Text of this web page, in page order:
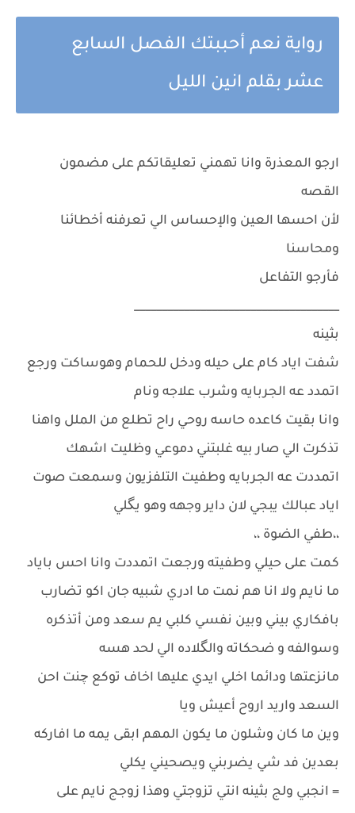
رواية نعم أحببتك الفصل السابع
عشر بقلم انين الليل
ارجو المعذرة وانا تهمني تعليقاتكم على مضمون
القصه
لأن احسها العين والإحساس الي تعرفنه أخطائنا
ومحاسنا
فأرجو التفاعل
_____________________________________
بثينه
شفت اياد كام على حيله ودخل للحمام وهوساكت ورجع
اتمدد عه الجربايه وشرب علاجه ونام
وانا بقيت كاعده حاسه روحي راح تطلع من الملل واهنا
تذكرت الي صار بيه غلبتني دموعي وظليت اشهك
اتمددت عه الجربايه وطفيت التلفزيون وسمعت صوت
اياد عبالك يبجي لان داير وجهه وهو يگلي
،،طفي الضوة ،،
كمت على حيلي وطفيته ورجعت اتمددت وانا احس باياد
ما نايم ولا انا هم نمت ما ادري شبيه جان اكو تضارب
بافكاري بيني وبين نفسي كلبي يم سعد ومن أتذكره
وسوالفه و ضحكاته والگلاده الي لحد هسه
مانزعتها ودائما اخلي ايدي عليها اخاف توكع چنت احن
السعد واريد اروح أعيش ويا
وين ما كان وشلون ما يكون المهم ابقى يمه ما افاركه
بعدين فد شي يضربني ويصحيني يكلي
= انجبي ولج بثينه انتي تزوجتي وهذا زوجج نايم على